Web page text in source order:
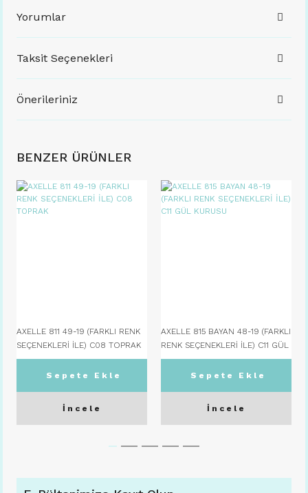
Yorumlar
Taksit Seçenekleri
Önerileriniz
BENZER ÜRÜNLER
AXELLE 811 49-19 (FARKLI RENK
SEÇENEKLERİ İLE) C08 TOPRAK
Sepete Ekle
İncele
AXELLE 815 BAYAN 48-19 (FARKLI
RENK SEÇENEKLERİ İLE) C11 GÜL
KURUSU
Sepete Ekle
İncele